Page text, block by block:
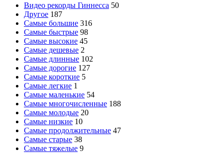
Видео рекорды Гиннесса 50
Другое 187
Самые большие 316
Самые быстрые 98
Самые высокие 45
Самые дешевые 2
Самые длинные 102
Самые дорогие 127
Самые короткие 5
Самые легкие 1
Самые маленькие 54
Самые многочисленные 188
Самые молодые 20
Самые низкие 10
Самые продолжительные 47
Самые старые 38
Самые тяжелые 9